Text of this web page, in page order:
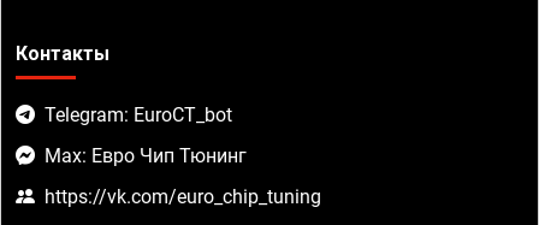
Контакты
Telegram: EuroCT_bot
Max: Евро Чип Тюнинг
https://vk.com/euro_chip_tuning